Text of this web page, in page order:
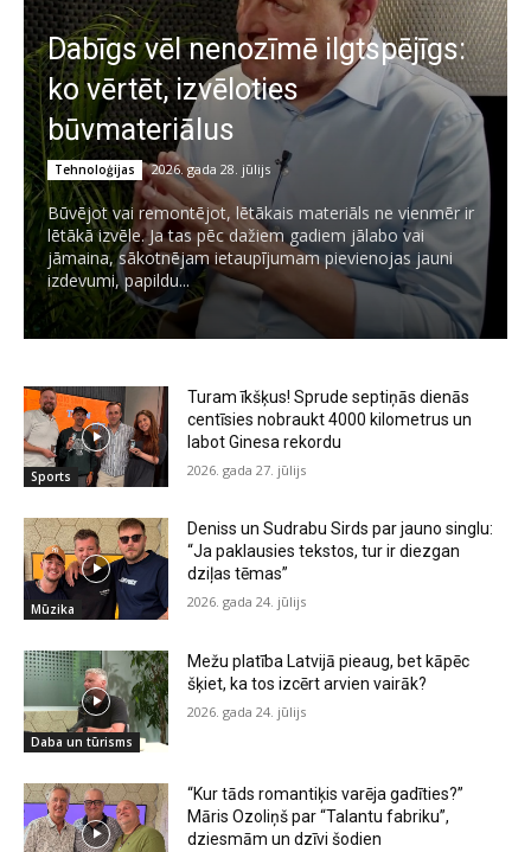
Dabīgs vēl nenozīmē ilgtspējīgs:
ko vērtēt, izvēloties
būvmateriālus
Tehnoloģijas 2026. gada 28. jūlijs
Būvējot vai remontējot, lētākais materiāls ne vienmēr ir
lētākā izvēle. Ja tas pēc dažiem gadiem jālabo vai
jāmaina, sākotnējam ietaupījumam pievienojas jauni
izdevumi, papildu...
Sports
Turam īkšķus! Sprude septiņās dienās
centīsies nobraukt 4000 kilometrus un
labot Ginesa rekordu
2026. gada 27. jūlijs
Mūzika
Deniss un Sudrabu Sirds par jauno singlu:
“Ja paklausies tekstos, tur ir diezgan
dziļas tēmas”
2026. gada 24. jūlijs
Daba un tūrisms
Mežu platība Latvijā pieaug, bet kāpēc
šķiet, ka tos izcērt arvien vairāk?
2026. gada 24. jūlijs
“Kur tāds romantiķis varēja gadīties?”
Māris Ozoliņš par “Talantu fabriku”,
dziesmām un dzīvi šodien